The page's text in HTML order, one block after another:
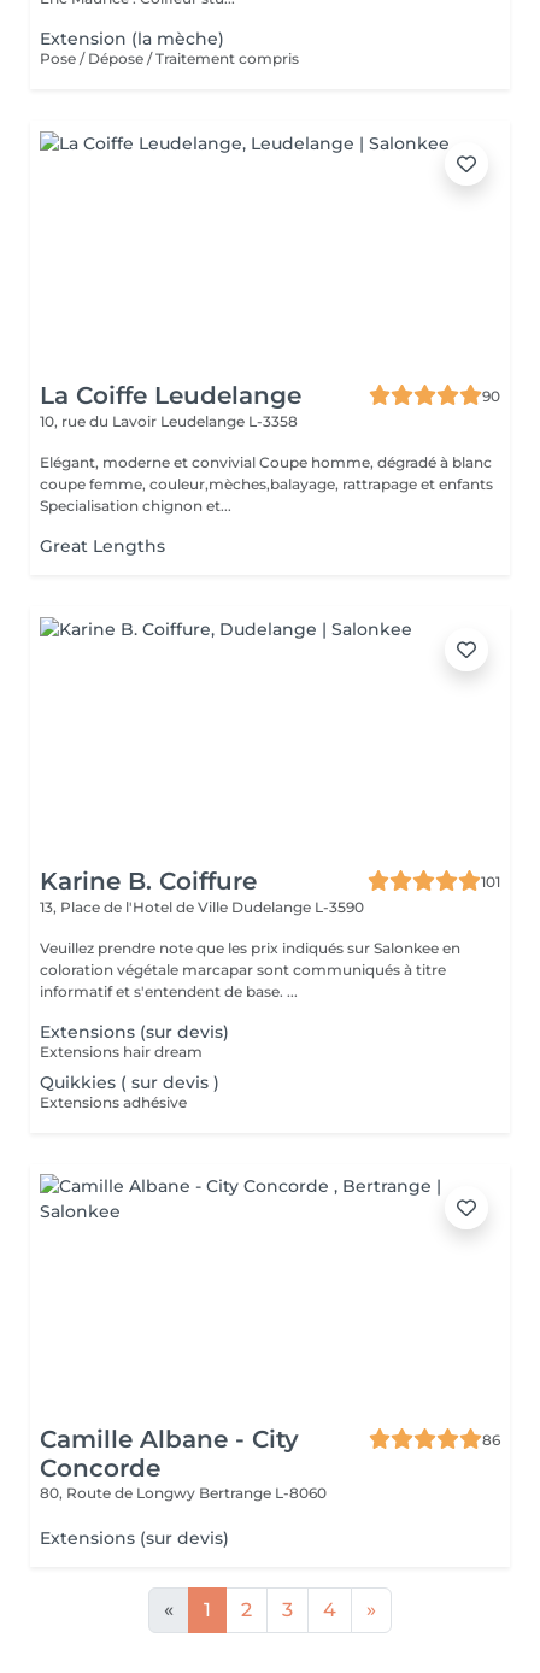
Extension (la mèche)
Pose / Dépose / Traitement compris
La Coiffe Leudelange
90
10, rue du Lavoir Leudelange L-3358
Elégant, moderne et convivial Coupe homme, dégradé à blanc
coupe femme, couleur,mèches,balayage, rattrapage et enfants
Specialisation chignon et...
Great Lengths
Karine B. Coiffure
101
13, Place de l'Hotel de Ville Dudelange L-3590
Veuillez prendre note que les prix indiqués sur Salonkee en
coloration végétale marcapar sont communiqués à titre
informatif et s'entendent de base. ...
Extensions (sur devis)
Extensions hair dream
Quikkies ( sur devis )
Extensions adhésive
Camille Albane - City
Concorde
86
80, Route de Longwy Bertrange L-8060
Extensions (sur devis)
« 1 2 3 4 »